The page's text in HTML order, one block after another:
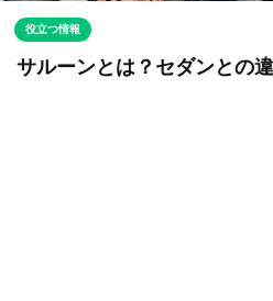
役立つ情報
サルーンとは？セダンとの